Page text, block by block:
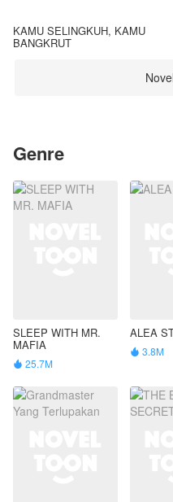
KAMU SELINGKUH, KAMU
BANGKRUT
Genre
SLEEP WITH MR.
MAFIA
 25.7M
ALEA
 3.8M